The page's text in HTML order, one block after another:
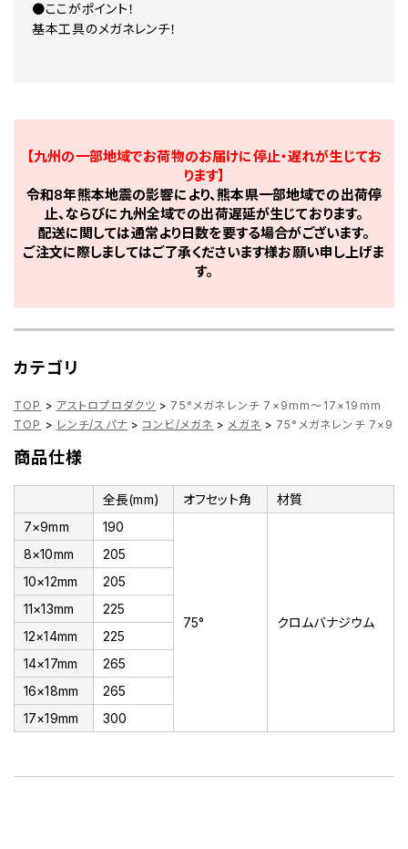
●ここがポイント！
基本工具のメガネレンチ！
【九州の一部地域でお荷物のお届けに停止・遅れが生じてお
ります】
令和8年熊本地震の影響により、熊本県一部地域での出荷停
止、ならびに九州全域での出荷遅延が生じております。
配送に関しては通常より日数を要する場合がございます。
ご注文に際しましてはご了承くださいます様お願い申し上げま
す。
カテゴリ
TOP > アストロプロダクツ > 75°メガネレンチ 7×9mm～17×19mm
TOP > レンチ/スパナ > コンビ/メガネ > メガネ > 75°メガネレンチ
商品仕様
全長(mm) オフセット角
材質
7×9mm
190
75° クロムバナジウム
8×10mm
205
10×12mm
205
11×13mm
225
12×14mm
225
14×17mm
265
16×18mm
265
17×19mm
300